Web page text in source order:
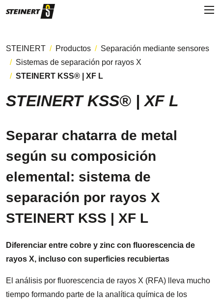
STEINERT Productos
Separación mediante sensores
Sistemas de separación por rayos X
STEINERT KSS® | XF L
STEINERT KSS® | XF L
Separar chatarra de metal
según su composición
elemental: sistema de
separación por rayos X
STEINERT KSS | XF L
Diferenciar entre cobre y zinc con fluorescencia de
rayos X, incluso con superficies recubiertas
El análisis por fluorescencia de rayos X (RFA) lleva mucho
tiempo formando parte de la analítica química de los